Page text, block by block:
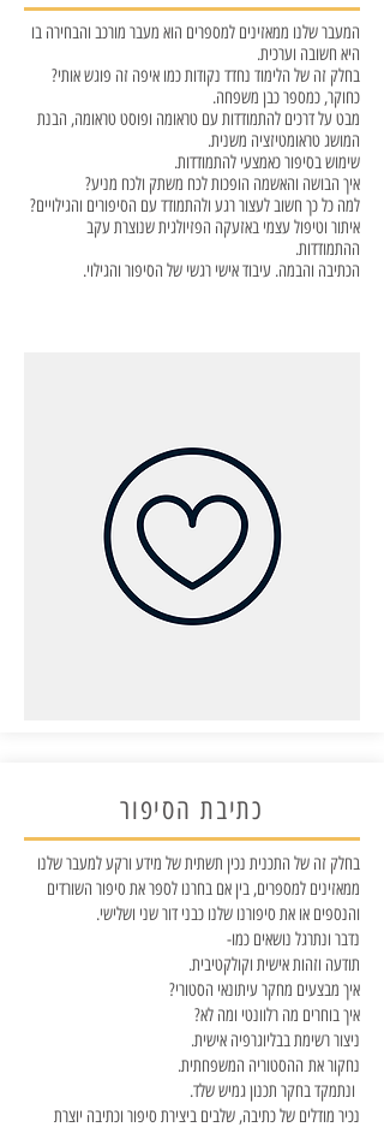
המעבר שלנו ממאזינים למספרים הוא מעבר מורכב והבחירה בו
היא חשובה וערכית.
בחלק זה של הלימוד נחדד נקודות כמו איפה זה פוגש אותי?
כחוקר, כמספר כבן משפחה.
מבט על דרכים להתמודדות עם טראומה ופוסט טראומה, הבנת
המושג טראומטיזציה משנית.
שימוש בסיפור כאמצעי להתמודדות.
איך הבושה והאשמה הופכות לכח משתק ולכח מניע?
למה כל כך חשוב לעצור רגע ולהתמודד עם הסיפורים והגילויים?
איתור וטיפול עצמי באזעקה הפזיולגית שנוצרת עקב
ההתמודדות.
הכתיבה והבמה. עיבוד אישי רגשי של הסיפור והגילוי.
כתיבת הסיפור
בחלק זה של התכנית נכין תשתית של מידע ורקע למעבר שלנו
ממאזינים למספרים, בין אם בחרנו לספר את סיפור השורדים
והנספים או את סיפורנו שלנו כבני דור שני ושלישי.
נדבר ונתרגל נושאים כמו-
תודעה וזהות אישית וקולקטיבית.
איך מבצעים מחקר עיתונאי הסטורי?
איך בוחרים מה רלוונטי ומה לא?
ניצור רשימת בבליוגרפיה אישית.
נחקור את ההסטוריה המשפחתית.
ונתמקד בחקר תכנון גמיש שלד.
נכיר מודלים של כתיבה, שלבים ביצירת סיפור וכתיבה יוצרת